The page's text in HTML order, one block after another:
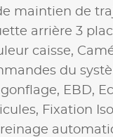
maintien de
arrière 3
caisse,
du
EBD,
Fixation